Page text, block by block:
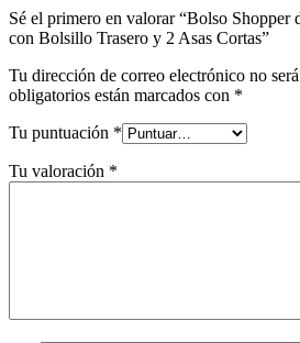
Sé el primero en valorar “Bolso Shopper
con Bolsillo Trasero y 2 Asas Cortas”
Tu dirección de correo electrónico no
obligatorios están marcados con *
Tu puntuación *
Tu valoración *